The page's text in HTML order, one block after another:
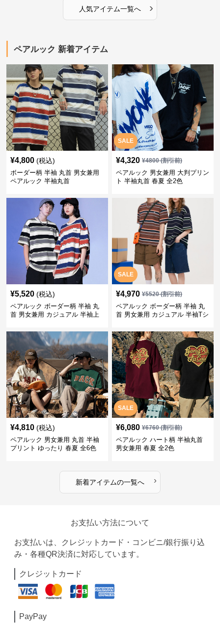
人気アイテム一覧へ ›
ペアルック 新着アイテム
¥4,800 (税込)
ボーダー柄 半袖 丸首 男女兼用
ペアルック 半袖丸首
SALE
¥4,320 ¥4800(割引前)
ペアルック 男女兼用 大判プリン
ト 半袖丸首 春夏 全2色
¥5,520 (税込)
ペアルック ボーダー柄 半袖 丸
首 男女兼用 カジュアル 半袖上
SALE
¥4,970 ¥5520(割引前)
ペアルック ボーダー柄 半袖 丸
首 男女兼用 カジュアル 半袖Tシ
¥4,810 (税込)
ペアルック 男女兼用 丸首 半袖
プリント ゆったり 春夏 全6色
SALE
¥6,080 ¥6760(割引前)
ペアルック ハート柄 半袖丸首
男女兼用 春夏 全2色
新着アイテムの一覧へ ›
お支払い方法について
お支払いは、クレジットカード・コンビニ/銀行振り込
み・各種QR決済に対応しています。
クレジットカード
PayPay